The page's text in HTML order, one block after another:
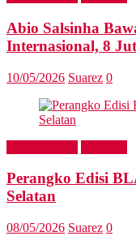
Abio Salsinha
Internasional, 8
10/05/2026 Suarez 0
Perangko Edisi
Selatan
08/05/2026 Suarez 0